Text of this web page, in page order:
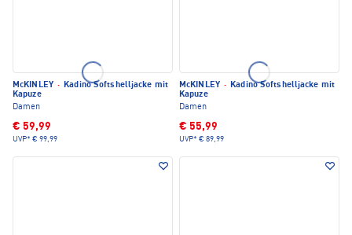
McKINLEY · Kadino Softshelljacke mit
Kapuze
Damen
€ 59,99
UVP* € 99,99
McKINLEY · Kadino Softshelljacke mit
Kapuze
Damen
€ 55,99
UVP* € 89,99